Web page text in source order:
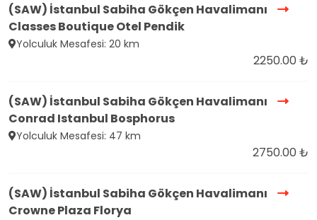
(SAW) İstanbul Sabiha Gökçen Havalimanı
Classes Boutique Otel Pendik
Yolculuk Mesafesi: 20 km
2250.00 ₺
(SAW) İstanbul Sabiha Gökçen Havalimanı
Conrad Istanbul Bosphorus
Yolculuk Mesafesi: 47 km
2750.00 ₺
(SAW) İstanbul Sabiha Gökçen Havalimanı
Crowne Plaza Florya